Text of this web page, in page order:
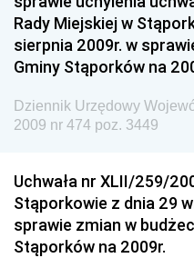
Regionalnej
Dziennik Urzędowy
Dziennik Urzędowy
Dziennik Urzędowy
Inspektora Ochrony
Dziennik Urzędowy
Narodowego i Sportu
Dziennik Urzędowy
Rady Miejskiej w
sierpnia 2009r. w
Gminy Stąporków na
Dziennik Urzędowy
2009 nr 474 poz. 3449
Uchwała nr XLII/259/
Stąporkowie z dnia 29
sprawie zmian w
Stąporków na 2009r.